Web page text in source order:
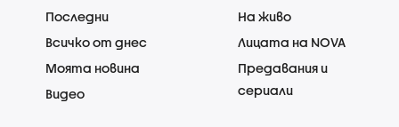
Последни
Всичко от днес
Моята новина
Видео
На живо
Лицата на NOVA
Предавания и
сериали